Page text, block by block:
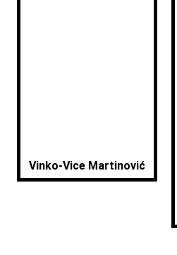
Vinko-Vice Martinović